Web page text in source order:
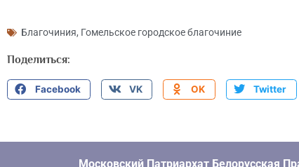
Благочиния, Гомельское городское благочиние
Поделиться:
Facebook VK OK Twitter
Московский Патриархат Белорусская